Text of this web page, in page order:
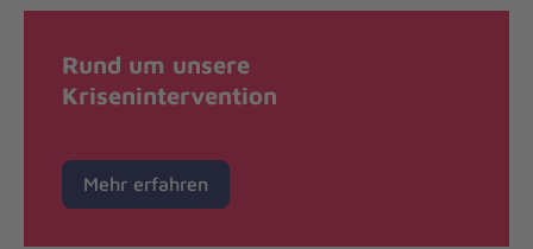
Rund um unsere
Krisenintervention
Mehr erfahren